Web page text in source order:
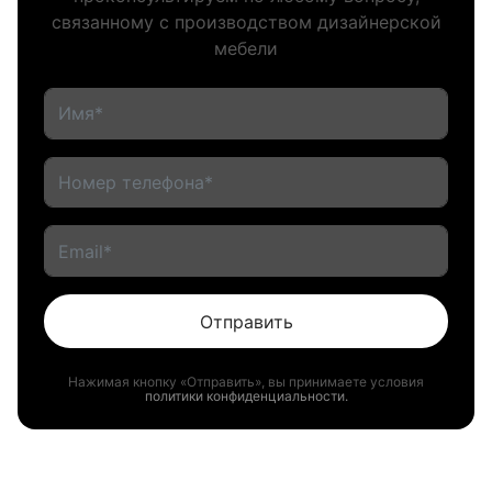
связанному с производством дизайнерской
мебели
Отправить
Нажимая кнопку «Отправить», вы принимаете условия
политики конфиденциальности.